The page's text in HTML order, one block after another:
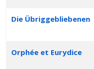
Die Übriggebliebenen
Orphée et Eurydice